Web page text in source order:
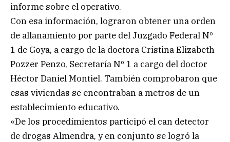
informe sobre el operativo.
Con esa información, lograron obtener una orden
de allanamiento por parte del Juzgado Federal Nº
1 de Goya, a cargo de la doctora Cristina Elizabeth
Pozzer Penzo, Secretaría Nº 1 a cargo del doctor
Héctor Daniel Montiel. También comprobaron que
esas viviendas se encontraban a metros de un
establecimiento educativo.
«De los procedimientos participó el can detector
de drogas Almendra, y en conjunto se logró la